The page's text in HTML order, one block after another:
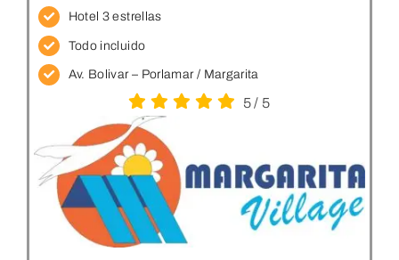
Hotel 3 estrellas
Todo incluido
Av. Bolivar – Porlamar / Margarita
5/ 5